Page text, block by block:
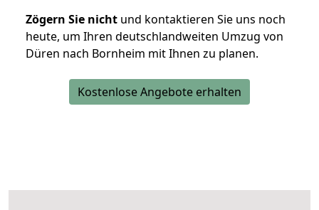
Zögern Sie nicht und kontaktieren Sie uns noch
heute, um Ihren deutschlandweiten Umzug von
Düren nach Bornheim mit Ihnen zu planen.
Kostenlose Angebote erhalten